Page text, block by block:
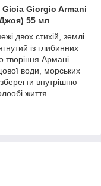
Giorgio Armani
55 мл
двох стихій, землі
із глибинних
творіння Армані —
води, морських
внутрішню
життя.